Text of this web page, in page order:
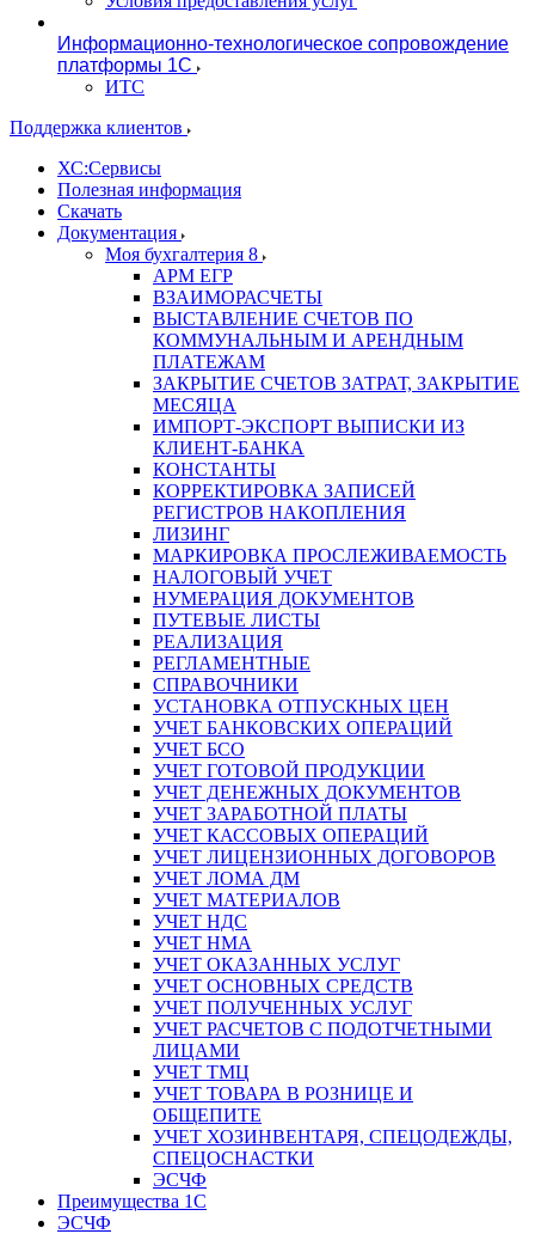
Информационно-технологическое сопровождение
платформы 1С
ИТС
Поддержка клиентов
ХС:Сервисы
Полезная информация
Скачать
Документация
Моя бухгалтерия 8
АРМ ЕГР
ВЗАИМОРАСЧЕТЫ
ВЫСТАВЛЕНИЕ СЧЕТОВ ПО
КОММУНАЛЬНЫМ И АРЕНДНЫМ
ПЛАТЕЖАМ
ЗАКРЫТИЕ СЧЕТОВ ЗАТРАТ, ЗАКРЫТИЕ
МЕСЯЦА
ИМПОРТ-ЭКСПОРТ ВЫПИСКИ ИЗ
КЛИЕНТ-БАНКА
КОНСТАНТЫ
КОРРЕКТИРОВКА ЗАПИСЕЙ
РЕГИСТРОВ НАКОПЛЕНИЯ
ЛИЗИНГ
МАРКИРОВКА ПРОСЛЕЖИВАЕМОСТЬ
НАЛОГОВЫЙ УЧЕТ
НУМЕРАЦИЯ ДОКУМЕНТОВ
ПУТЕВЫЕ ЛИСТЫ
РЕАЛИЗАЦИЯ
РЕГЛАМЕНТНЫЕ
СПРАВОЧНИКИ
УСТАНОВКА ОТПУСКНЫХ ЦЕН
УЧЕТ БАНКОВСКИХ ОПЕРАЦИЙ
УЧЕТ БСО
УЧЕТ ГОТОВОЙ ПРОДУКЦИИ
УЧЕТ ДЕНЕЖНЫХ ДОКУМЕНТОВ
УЧЕТ ЗАРАБОТНОЙ ПЛАТЫ
УЧЕТ КАССОВЫХ ОПЕРАЦИЙ
УЧЕТ ЛИЦЕНЗИОННЫХ ДОГОВОРОВ
УЧЕТ ЛОМА ДМ
УЧЕТ МАТЕРИАЛОВ
УЧЕТ НДС
УЧЕТ НМА
УЧЕТ ОКАЗАННЫХ УСЛУГ
УЧЕТ ОСНОВНЫХ СРЕДСТВ
УЧЕТ ПОЛУЧЕННЫХ УСЛУГ
УЧЕТ РАСЧЕТОВ С ПОДОТЧЕТНЫМИ
ЛИЦАМИ
УЧЕТ ТМЦ
УЧЕТ ТОВАРА В РОЗНИЦЕ И
ОБЩЕПИТЕ
УЧЕТ ХОЗИНВЕНТАРЯ, СПЕЦОДЕЖДЫ,
СПЕЦОСНАСТКИ
ЭСЧФ
Преимущества 1С
ЭСЧФ